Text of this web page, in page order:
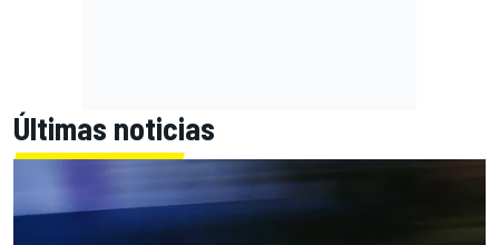
Últimas noticias